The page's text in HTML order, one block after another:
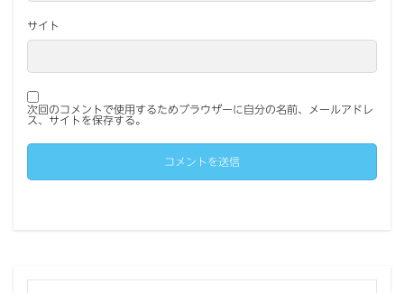
サイト
次回のコメントで使用するためブラウザーに自分の名前、メールアドレ
ス、サイトを保存する。